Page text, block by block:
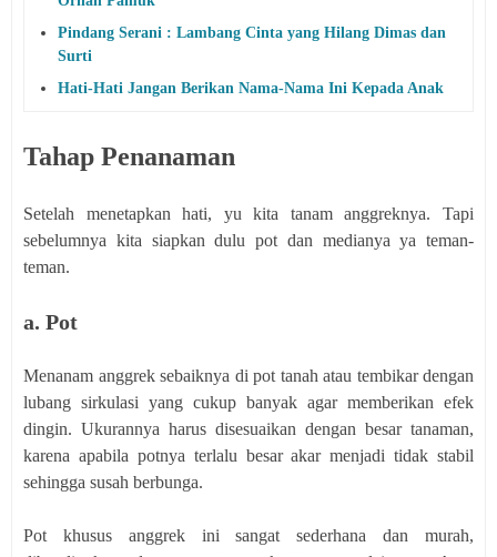
Pindang Serani : Lambang Cinta yang Hilang Dimas dan
Surti
Hati-Hati Jangan Berikan Nama-Nama Ini Kepada Anak
Tahap Penanaman
Setelah menetapkan hati, yu kita tanam anggreknya. Tapi
sebelumnya kita siapkan dulu pot dan medianya ya teman-
teman.
a. Pot
Menanam anggrek sebaiknya di pot tanah atau tembikar dengan
lubang sirkulasi yang cukup banyak agar memberikan efek
dingin. Ukurannya harus disesuaikan dengan besar tanaman,
karena apabila potnya terlalu besar akar menjadi tidak stabil
sehingga susah berbunga.
Pot khusus anggrek ini sangat sederhana dan murah,